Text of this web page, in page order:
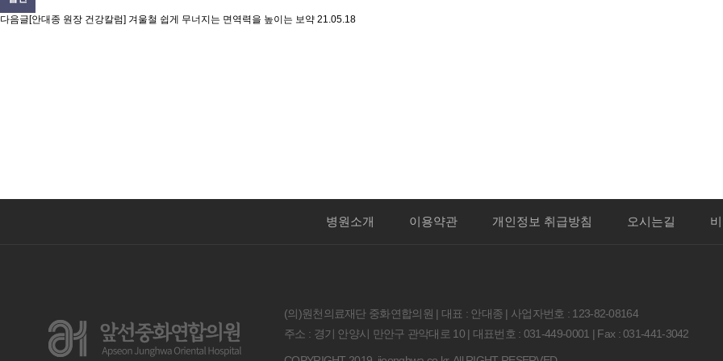
다음글[안대종 원장 건강칼럼] 겨울철 쉽게 무너지는 면역력을 높이는 보약 21.05.18
병원소개 이용약관 개인정보 취급방침 오시는길
(의)원천의료재단 중화연합의원 | 대표 : 안대종 | 사업자번호 : 123-82-08164
주소 : 경기 안양시 만안구 관악대로 10 | 대표번호 : 031-449-0001 | Fax : 031-441-3042